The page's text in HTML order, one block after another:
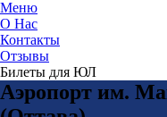
Меню
О Нас
Контакты
Отзывы
Билеты для ЮЛ
Аэропорт им.